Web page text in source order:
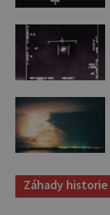
Záhady historie